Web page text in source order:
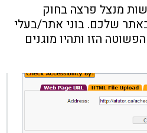
מנצל פרצה בחוק
שלכם. בוני אתר/בעלי
הזו ותהיו מוגנים